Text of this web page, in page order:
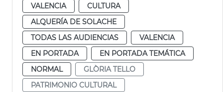
VALENCIA
CULTURA
ALQUERÍA DE SOLACHE
TODAS LAS AUDIENCIAS
VALENCIA
EN PORTADA
EN PORTADA TEMÁTICA
NORMAL
GLÒRIA TELLO
PATRIMONIO CULTURAL